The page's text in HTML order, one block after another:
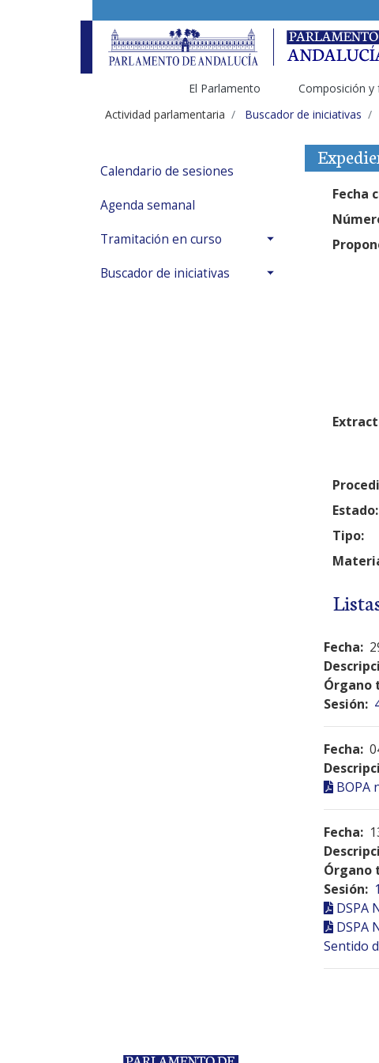
El Parlamento Composición
Actividad parlamentaria
Buscador de iniciativas
Calendario de sesiones
Agenda semanal
Tramitación en curso
Buscador de iniciativas
Fecha
Estado:
Tipo:
Fecha:
Órgano
Sesión:
Fecha:
BOPA
Fecha:
Órgano
Sesión:
DSPA
DSPA
Sentido